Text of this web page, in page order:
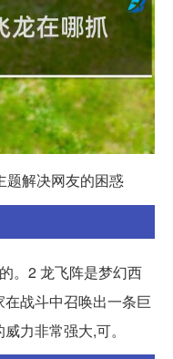
题解决网友的困惑
。2 龙飞阵是梦幻西
战斗中召唤出一条巨
力非常强大,可。